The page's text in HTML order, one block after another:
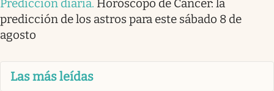
Predicción diaria. Horóscopo de Cáncer: la
predicción de los astros para este sábado 8 de
agosto
Las más leídas